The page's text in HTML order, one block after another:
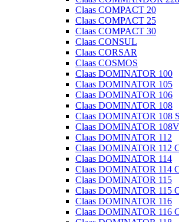
Claas COMPACT 20
Claas COMPACT 25
Claas COMPACT 30
Claas CONSUL
Claas CORSAR
Claas COSMOS
Claas DOMINATOR 100
Claas DOMINATOR 105
Claas DOMINATOR 106
Claas DOMINATOR 108
Claas DOMINATOR 108 S
Claas DOMINATOR
Claas DOMINATOR 112
Claas DOMINATOR 112
Claas DOMINATOR 114
Claas DOMINATOR 114
Claas DOMINATOR 115
Claas DOMINATOR 115
Claas DOMINATOR 116
Claas DOMINATOR 116